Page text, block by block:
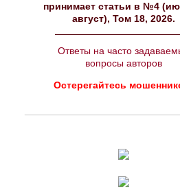
принимает статьи в №4
август), Том 18, 2026.
Ответы на часто
вопросы авторов
Остерегайтесь